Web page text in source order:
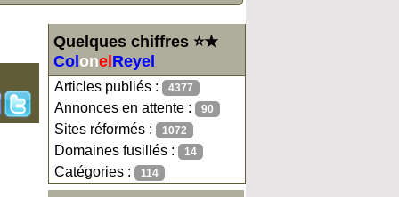
Quelques chiffres ⭐★
Col onel Reyel
Articles publiés : 4377
Annonces en attente : 90
Sites réformés : 1072
Domaines fusillés : 14
Catégories : 114